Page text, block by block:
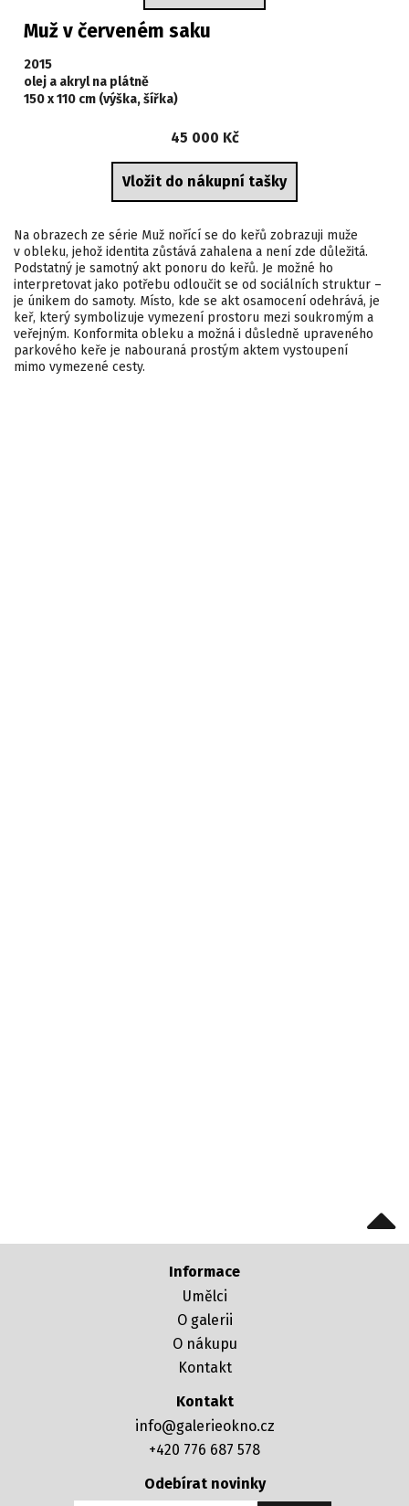
Muž v červeném saku
2015
olej a akryl na plátně
150 x 110 cm (výška, šířka)
45 000 Kč
Na obrazech ze série Muž nořící se do keřů zobrazuji muže
v obleku, jehož identita zůstává zahalena a není zde důležitá.
Podstatný je samotný akt ponoru do keřů. Je možné ho
interpretovat jako potřebu odloučit se od sociálních struktur –
je únikem do samoty. Místo, kde se akt osamocení odehrává, je
keř, který symbolizuje vymezení prostoru mezi soukromým a
veřejným. Konformita obleku a možná i důsledně upraveného
parkového keře je nabouraná prostým aktem vystoupení
mimo vymezené cesty.
Informace
Umělci
O galerii
O nákupu
Kontakt
Kontakt
info@galerieokno.cz
+420 776 687 578
Odebírat novinky